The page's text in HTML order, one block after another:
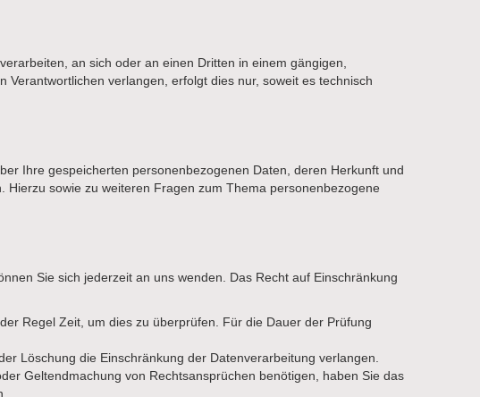
an sich oder an einen Dritten in einem gängigen,
verlangen, erfolgt dies nur, soweit es technisch
Ihre gespeicherten personenbezogenen Daten, deren Herkunft und
sowie zu weiteren Fragen zum Thema personenbezogene
Sie sich jederzeit an uns wenden. Das Recht auf Einschränkung
Regel Zeit, um dies zu überprüfen. Für die Dauer der Prüfung
Löschung die Einschränkung der Datenverarbeitung verlangen.
Geltendmachung von Rechtsansprüchen benötigen, haben Sie das